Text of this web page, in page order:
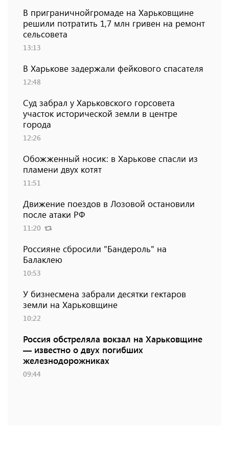
В приграничнойгромаде на Харьковщине
решили потратить 1,7 млн ​​гривен на ремонт
сельсовета
13:13
В Харькове задержали фейкового спасателя
12:48
Суд забрал у Харьковского горсовета
участок исторической земли в центре
города
12:26
Обожженный носик: в Харькове спасли из
пламени двух котят
11:51
Движение поездов в Лозовой остановили
после атаки РФ
11:20
Россияне сбросили "Бандероль" на
Балаклею
10:53
У бизнесмена забрали десятки гектаров
земли на Харьковщине
10:22
Россия обстреляла вокзал на Харьковщине
— известно о двух погибших
железнодорожниках
09:44